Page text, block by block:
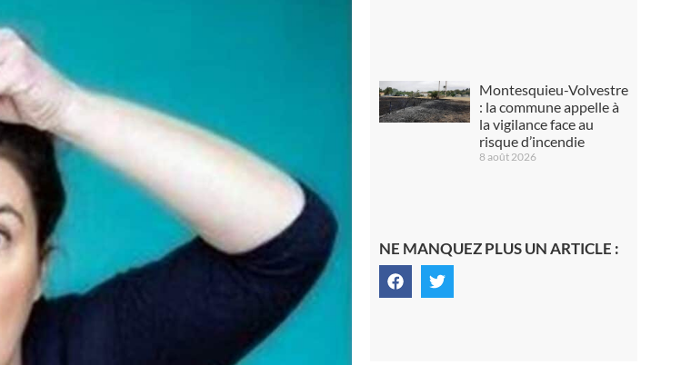
Montesquieu-Volvestre
: la commune appelle à
la vigilance face au
risque d’incendie
8 août 2026
NE MANQUEZ PLUS UN ARTICLE :